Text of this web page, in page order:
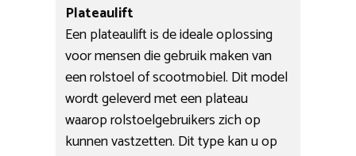
Plateaulift
Een plateaulift is de ideale oplossing
voor mensen die gebruik maken van
een rolstoel of scootmobiel. Dit model
wordt geleverd met een plateau
waarop rolstoelgebruikers zich op
kunnen vastzetten. Dit type kan u op